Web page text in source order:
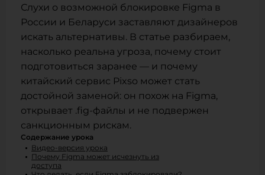
Слухи о возможной блокировке Figma в
России и Беларуси заставляют дизайнеров
искать альтернативы. В статье разбираем,
насколько реальна угроза, почему стоит
подготовиться заранее — и почему
китайский сервис Pixso может стать
достойной заменой: он похож на Figma,
открывает .fig-файлы и не подвержен
санкционным рискам.
Содержание урока
Видео-версия урока
Почему Figma может исчезнуть из
доступа